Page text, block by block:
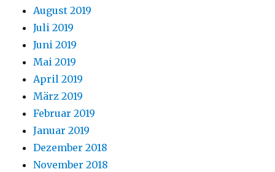
August 2019
Juli 2019
Juni 2019
Mai 2019
April 2019
März 2019
Februar 2019
Januar 2019
Dezember 2018
November 2018